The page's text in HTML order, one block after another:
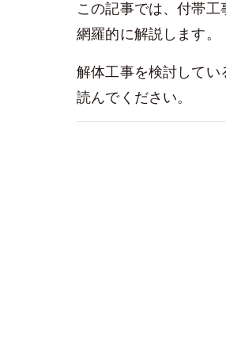
この記事では、付帯
網羅的に解説します。
解体工事を検討して
読んでください。